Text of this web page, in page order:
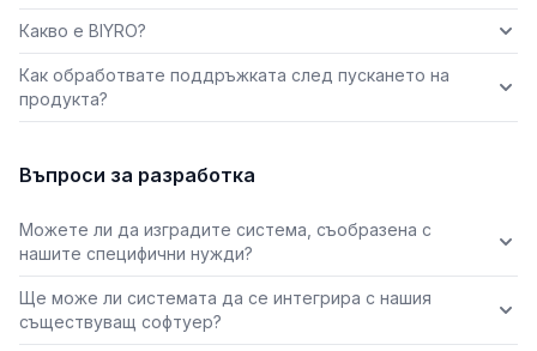
Какво е BIYRO?
Как обработвате поддръжката след пускането на
продукта?
Въпроси за разработка
Можете ли да изградите система, съобразена с
нашите специфични нужди?
Ще може ли системата да се интегрира с нашия
съществуващ софтуер?